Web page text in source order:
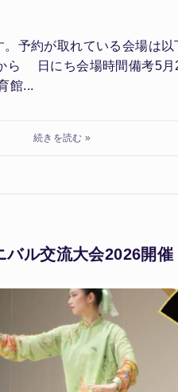
。予約が取れている会場
ら 日にち会場時間備考5月
館...
バル交流大会2026開